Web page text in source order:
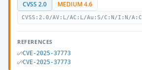
CVSS 2.0 MEDIUM 4.6
CVSS:2.0/AV:L/AC:L/Au:S/C:N/I:N/A:C
REFERENCES
CVE-2025-37773
CVE-2025-37773